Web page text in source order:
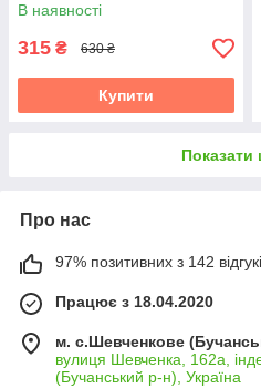
В наявності
315 ₴ 630 ₴
Купити
Показати
Про нас
97% позитивних з 142
Працює з 18.04.2020
м. с.Шевченкове
вулиця Шевченка, 162а,
(Бучанський р-н), Україна